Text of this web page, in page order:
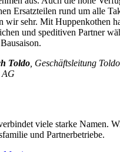
Ersatzteilen rund um alle
wir sehr. Mit Huppenkothen
und speditiven Partner
Toldo , Geschäftsleitung
AG
viele starke Namen.
und Partnerbetriebe.